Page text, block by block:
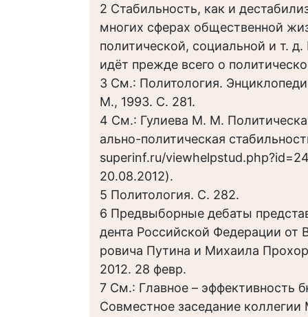
2 Стабильность, как и
многих сферах общественной
политической, социальной и т.
идёт прежде всего о
3 См.: Политология.
М., 1993. С. 281.
4 См.: Гулиева М. М.
ально-политическая
superinf.ru/
20.08.2012).
5 Политология. С. 282.
6 Предвыборные дебаты
дента Российской Федерации
ровича Путина и Михаила
2012. 28 февр.
7 См.: Главное – эффективность
Совместное заседание